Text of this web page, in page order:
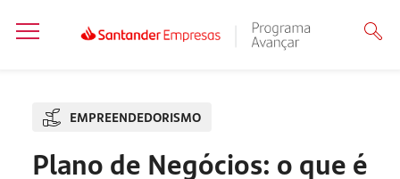
EMPREENDEDORISMO
Plano de Negócios: o que é